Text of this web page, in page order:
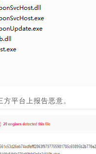
方平台上报告恶意。